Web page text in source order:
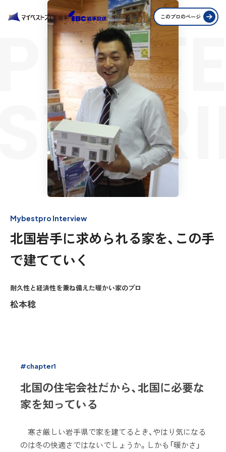
このプロのページ
Mybestpro Interview
北国岩手に求められる家を、この手
で建てていく
耐久性と経済性を兼ね備えた暖かい家のプロ
松本稔
#chapter1
北国の住宅会社だから、北国に必要な
家を知っている
寒さ厳しい岩手県で家を建てるとき、やはり気になる
のは冬の快適さではないでしょうか。しかも「暖かさ」